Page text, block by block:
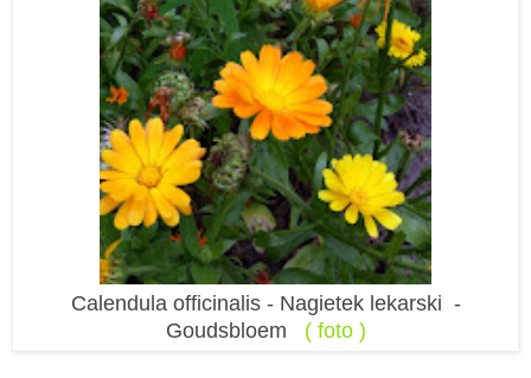
Calendula officinalis - Nagietek lekarski -
Goudsbloem
( foto )